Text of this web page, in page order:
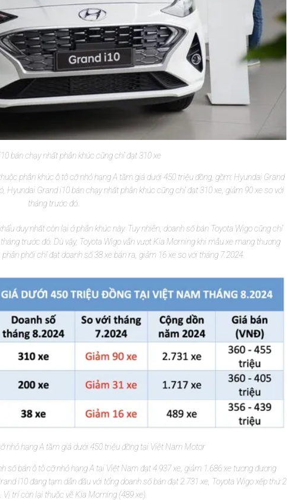
bán chạy nhất phân khúc cũng chỉ đạt 310 xe
phân khúc ô tô cỡ nhỏ hạng A tầm giá dưới 450 triệu đồng, gồm: Hyundai Grand
Hyundai Grand i10 bán chạy nhất phân khúc cũng chỉ đạt 310 xe, giảm 90 xe so với
tháng trước đó.
duy nhất còn lại ở phân khúc này. Tuy nhiên, doanh số bán Toyota Wigo cũng chỉ
trước đó. Dù vậy, Toyota Wigo vẫn vượt Kia Morning khi mẫu xe mang thương
phối chỉ đạt doanh số 38 xe bán ra, giảm 16 xe so với tháng 7.2024.
nhỏ hạng A tầm giá dưới 450 triệu đồng tại Việt Nam Motor
số bán ô tô cỡ nhỏ hạng A tại Việt Nam đạt 4.937 xe, giảm 1.686 xe tương đương
i10 đang tạm dẫn đầu với tổng doanh số bán đạt 2.731 xe, Toyota Wigo xếp thứ 2
Vị trí còn lại thuộc về Kia Morning (489 xe).